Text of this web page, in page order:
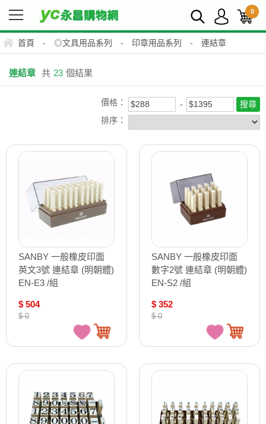
0
首頁 - ◎文具用品系列 - 印章用品系列 - 連結章
連結章 共 23 個結果
價格：
排序：
SANBY 一般橡皮印面
英文3號 連結章 (明朝體)
EN-E3 /組
$ 504
$ 0
SANBY 一般橡皮印面
數字2號 連結章 (明朝體)
EN-S2 /組
$ 352
$ 0